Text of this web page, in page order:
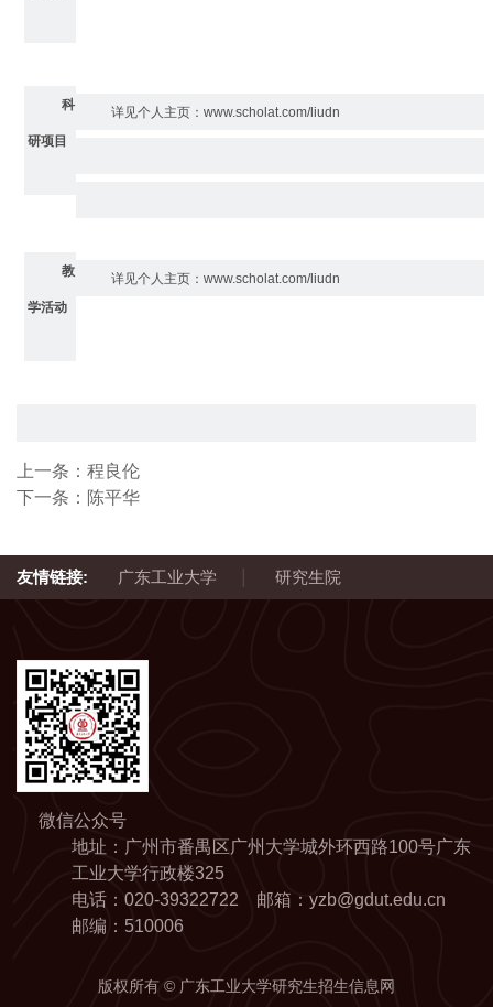
科
研项目
详见个人主页 ： www.scholat.com/liudn
教
学活动
详见个人主页 ： www.scholat.com/liudn
上一条： 程良伦
下一条： 陈平华
友情链接: 广东工业大学 研究生院
微信公众号
地址：广州市番禺区广州大学城外环西路100号广东
工业大学行政楼325
电话：020-39322722 邮箱：yzb@gdut.edu.cn
邮编：510006
版权所有 © 广东工业大学研究生招生信息网